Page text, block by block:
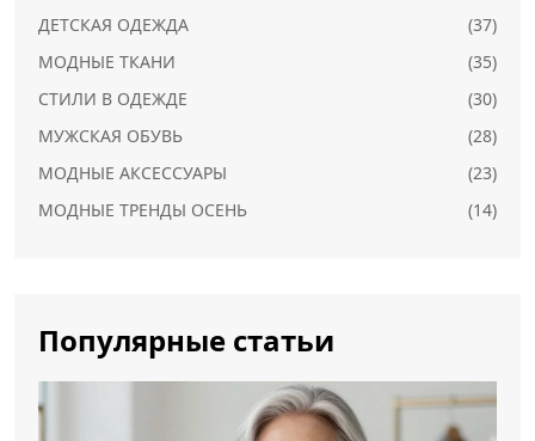
ДЕТСКАЯ ОДЕЖДА
(37)
МОДНЫЕ ТКАНИ
(35)
СТИЛИ В ОДЕЖДЕ
(30)
МУЖСКАЯ ОБУВЬ
(28)
МОДНЫЕ АКСЕССУАРЫ
(23)
МОДНЫЕ ТРЕНДЫ ОСЕНЬ
(14)
Популярные статьи